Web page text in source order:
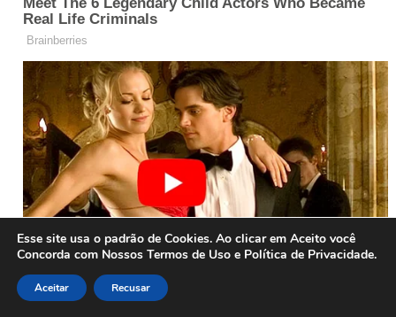
Esse site usa o padrão de Cookies. Ao clicar em Aceito você
Concorda com Nossos Termos de Uso e Política de Privacidade.
Aceitar Recusar